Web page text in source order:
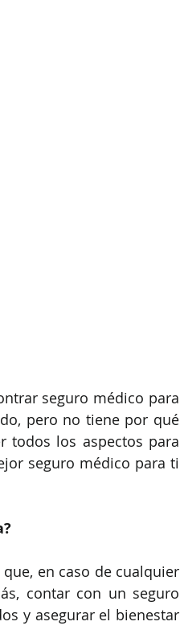
seguro médico para
pero no tiene por qué
todos los aspectos para
seguro médico para ti
en caso de cualquier
contar con un seguro
y asegurar el bienestar